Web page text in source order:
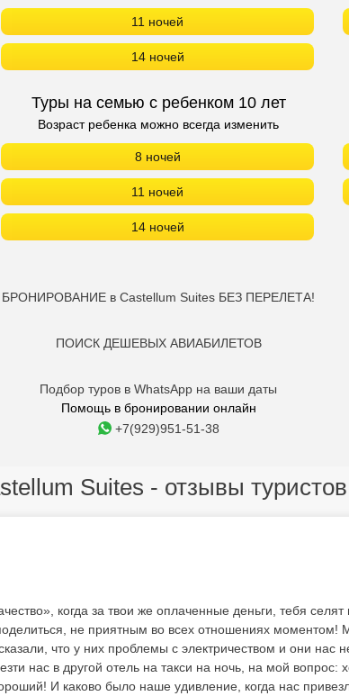
11 ночей
14 ночей
Туры на семью с ребенком 10 лет
Возраст ребенка можно всегда изменить
8 ночей
11 ночей
14 ночей
БРОНИРОВАНИЕ в Castellum Suites БЕЗ ПЕРЕЛЕТА!
ПОИСК ДЕШЕВЫХ АВИАБИЛЕТОВ
Подбор туров в WhatsApp на ваши даты
Помощь в бронировании онлайн
+7(929)951-51-38
Suites - отзывы туристов
когда за твои же оплаченные деньги, тебя
не приятным во всех отношениях моментом!
что у них проблемы с электричеством и они нас
нас в другой отель на такси на ночь, на мой вопрос:
И каково было наше удивление, когда нас